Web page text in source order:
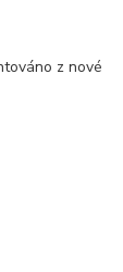
z nové